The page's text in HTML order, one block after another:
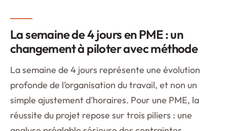
La semaine de 4 jours en PME : un
changement à piloter avec méthode
La semaine de 4 jours représente une évolution
profonde de l’organisation du travail, et non un
simple ajustement d’horaires. Pour une PME, la
réussite du projet repose sur trois piliers : une